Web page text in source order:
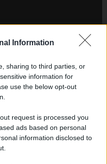
Information
sharing to third parties, or
information for
use the below opt-out
request is processed you
ads based on personal
information disclosed to